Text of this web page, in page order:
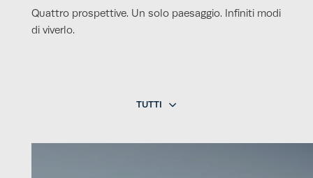
Quattro prospettive. Un solo paesaggio. Infiniti modi
di viverlo.
TUTTI